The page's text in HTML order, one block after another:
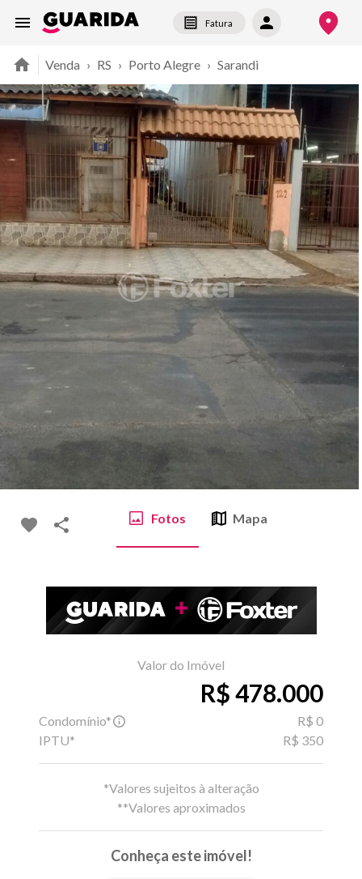
Fatura
Venda › RS › Porto Alegre › Sarandi
Fotos Mapa
Valor do Imóvel
R$ 478.000
Condomínio*
R$ 0
IPTU*
R$ 350
*Valores sujeitos à alteração
**Valores aproximados
Conheça este imóvel!